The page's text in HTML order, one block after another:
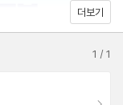
더보기
1 /1